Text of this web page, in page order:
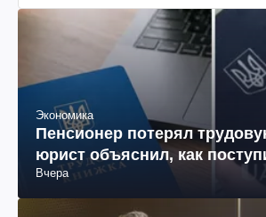
Экономика
Пенсионер потерял
юрист объяснил, как
Вчера